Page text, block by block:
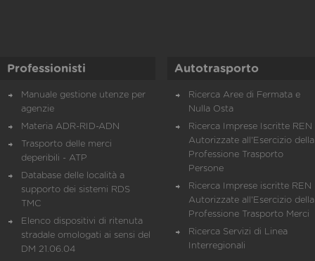
Professionisti
Manuale gestione utenze per
agenzie
Materia ADR-RID-ADN
Trasporto delle merci
deperibili - ATP
Database delle località a
supporto dei sistemi RDS
TMC
Elenco dispositivi di ritenuta
stradale omologati ai sensi del
DM 21.06.04
Autotrasporto
Ricerca Aree di Fermata e
Nulla Osta
Ricerca Imprese Iscritte REN
Autorizzate all'Esercizio della
Professione Trasporto
Persone
Ricerca Imprese iscritte REN
Autorizzate all'Esercizio della
Professione Trasporto Merci
Ricerca Servizi di Linea
Interregionali